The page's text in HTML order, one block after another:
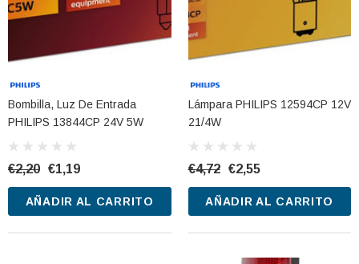
Bombilla, Luz De Entrada
PHILIPS 13844CP 24V 5W
€2,20 €1,19
AÑADIR AL CARRITO
Lámpara PHILIPS 12594CP 12V
21/4W
€4,72 €2,55
AÑADIR AL CARRITO